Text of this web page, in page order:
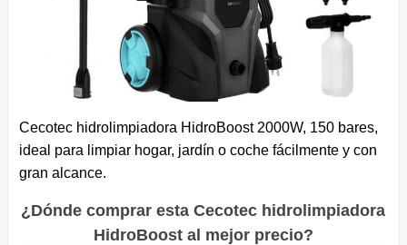
Cecotec hidrolimpiadora HidroBoost 2000W, 150 bares,
ideal para limpiar hogar, jardín o coche fácilmente y con
gran alcance.
¿Dónde comprar esta Cecotec hidrolimpiadora
HidroBoost al mejor precio?